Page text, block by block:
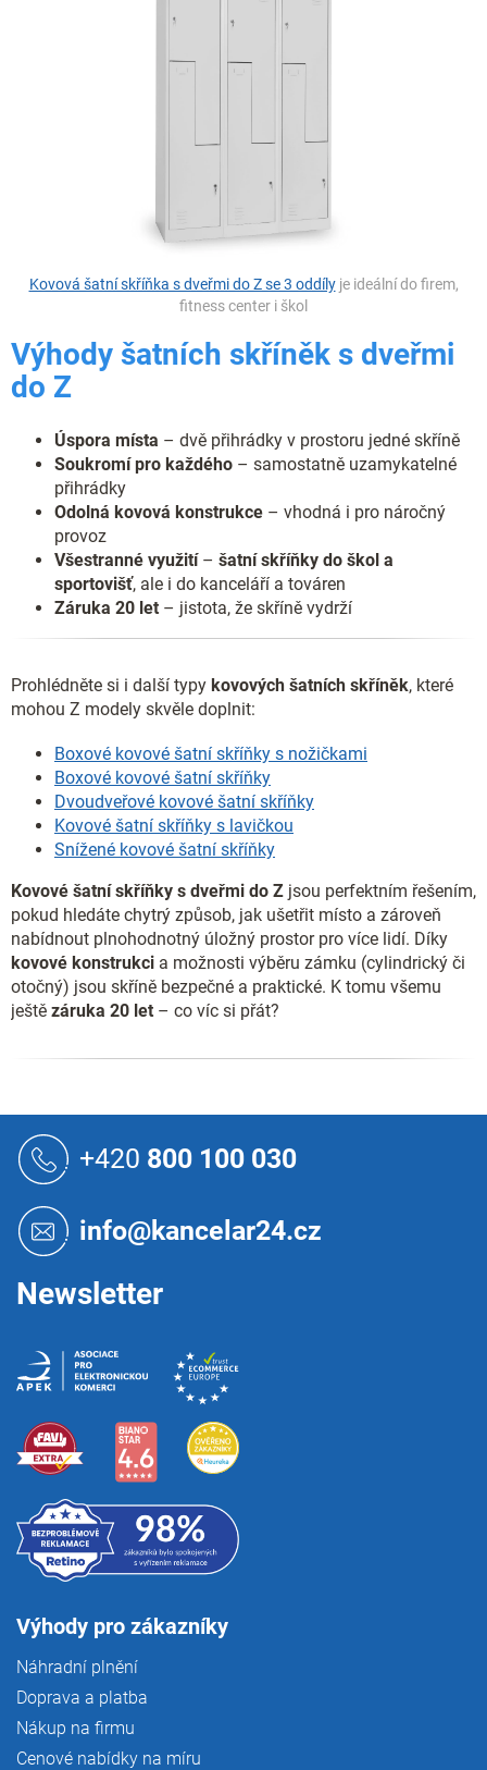
Kovová šatní skříňka s dveřmi do Z se 3 oddílyje ideální do firem,
fitness center i škol
Výhody šatních skříněk s dveřmi
do Z
Úspora místa – dvě přihrádky v prostoru jedné skříně
Soukromí pro každého – samostatně uzamykatelné
přihrádky
Odolná kovová konstrukce – vhodná i pro náročný
provoz
Všestranné využití– šatní skříňky do škol a
sportovišť, ale i do kanceláří a továren
Záruka 20 let – jistota, že skříně vydrží
Prohlédněte si i další typy kovových šatních skříněk, které
mohou Z modely skvěle doplnit:
Boxové kovové šatní skříňky s nožičkami
Boxové kovové šatní skříňky
Dvoudveřové kovové šatní skříňky
Kovové šatní skříňky s lavičkou
Snížené kovové šatní skříňky
Kovové šatní skříňky s dveřmi do Z jsou perfektním řešením,
pokud hledáte chytrý způsob, jak ušetřit místo a zároveň
nabídnout plnohodnotný úložný prostor pro více lidí. Díky
kovové konstrukci a možnosti výběru zámku (cylindrický či
otočný) jsou skříně bezpečné a praktické. K tomu všemu
ještě záruka 20 let – co víc si přát?
+420 800 100 030
info@kancelar24.cz
Newsletter
Výhody pro zákazníky
Náhradní plnění
Doprava a platba
Nákup na firmu
Cenové nabídky na míru